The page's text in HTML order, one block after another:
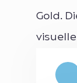
Gold.